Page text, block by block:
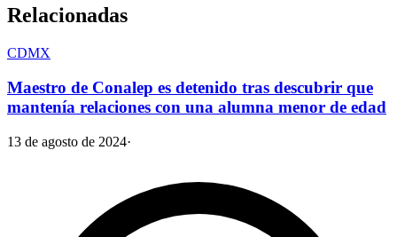
Relacionadas
CDMX
Maestro de Conalep es detenido tras descubrir que
mantenía relaciones con una alumna menor de edad
13 de agosto de 2024·